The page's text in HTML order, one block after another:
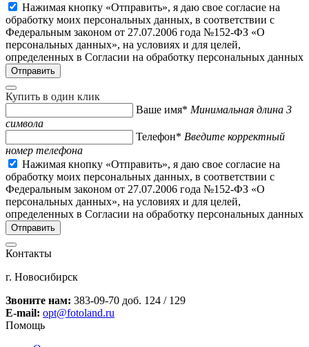
Нажимая кнопку «Отправить», я даю свое согласие на
обработку моих персональных данных, в соответствии с
Федеральным законом от 27.07.2006 года №152-ФЗ «О
персональных данных», на условиях и для целей,
определенных в Согласии на обработку персональных данных
Купить в один клик
Ваше имя* Минимальная длина 3
символа
Телефон* Введите корректный
номер телефона
Нажимая кнопку «Отправить», я даю свое согласие на
обработку моих персональных данных, в соответствии с
Федеральным законом от 27.07.2006 года №152-ФЗ «О
персональных данных», на условиях и для целей,
определенных в Согласии на обработку персональных данных
Контакты
г. Новосибирск
Звоните нам: 383-09-70 доб. 124 / 129
E-mail: opt@fotoland.ru
Помощь